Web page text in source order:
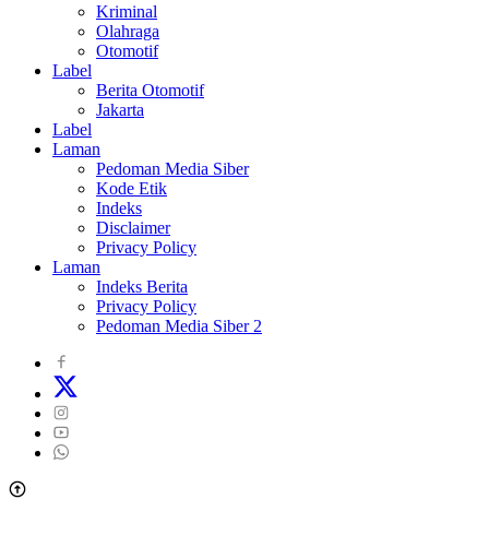
Kriminal
Olahraga
Otomotif
Label
Berita Otomotif
Jakarta
Label
Laman
Pedoman Media Siber
Kode Etik
Indeks
Disclaimer
Privacy Policy
Laman
Indeks Berita
Privacy Policy
Pedoman Media Siber 2